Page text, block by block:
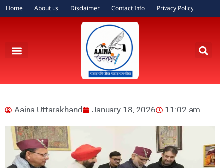
Home About us Disclaimer Contact Info Privacy Policy
Aaina Uttarakhand January 18, 2026 11:02 am